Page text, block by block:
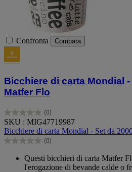
Confronta Compara
Bicchiere di carta Mondial -
Matfer Flo
(0)
0.0
su
5
stelle.
SKU : MIG47719987
Bicchiere di carta Mondial - Set da
(0)
0.0
Questi bicchieri di carta Matfer
l'erogazione di bevande calde o